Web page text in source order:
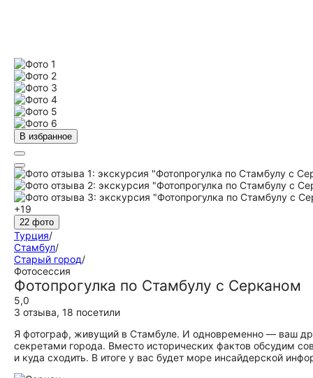
В избранное
+19
22 фото
Турция/
Стамбул/
Старый город/
Фотосессия
Фотопрогулка по Стамбулу с Серканом
5,0
3 отзыва, 18 посетили
Я фотограф, живущий в Стамбуле. И одновременно — ваш
секретами города. Вместо исторических фактов обсудим
и куда сходить. В итоге у вас будет море инсайдерской